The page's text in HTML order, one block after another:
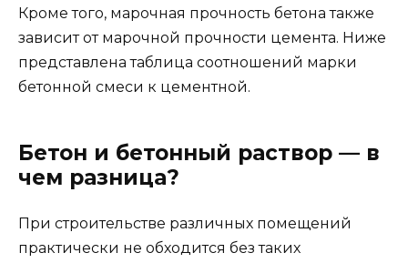
Кроме того, марочная прочность бетона также
зависит от марочной прочности цемента. Ниже
представлена таблица соотношений марки
бетонной смеси к цементной.
Бетон и бетонный раствор — в
чем разница?
При строительстве различных помещений
практически не обходится без таких